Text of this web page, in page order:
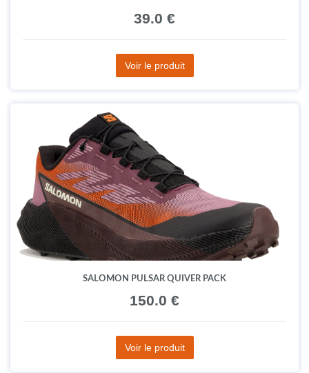
39.0 €
Voir le produit
SALOMON PULSAR QUIVER PACK
150.0 €
Voir le produit